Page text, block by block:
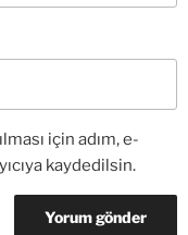
için adım, e-
kaydedilsin.